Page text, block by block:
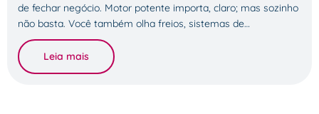
de fechar negócio. Motor potente importa, claro; mas sozinho
não basta. Você também olha freios, sistemas de…
Leia mais